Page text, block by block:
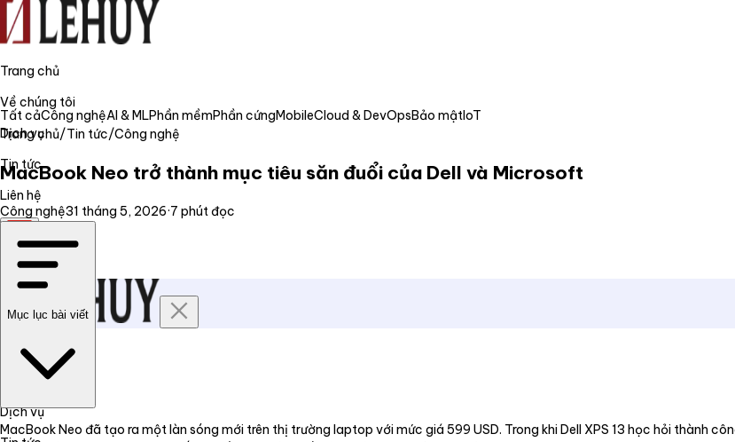
Trang chủ
Về chúng tôi
Dịch vụ
Tin tức
Liên hệ
Trang chủ
Về chúng tôi
Dịch vụ
Tất cảCông nghệAI & MLPhần mềmPhần cứngMobileCloud & DevOpsBảo mậtIoT
Trang chủ/Tin tức/Công nghệ
MacBook Neo trở thành mục tiêu săn đuổi của Dell và Microsoft
Công nghệ31 tháng 5, 2026·7 phút đọc
Mục lục bài viết
MacBook Neo đã tạo ra một làn sóng mới trên thị trường laptop với mức giá 599 USD. Trong khi Dell XPS 13 học hỏi thành